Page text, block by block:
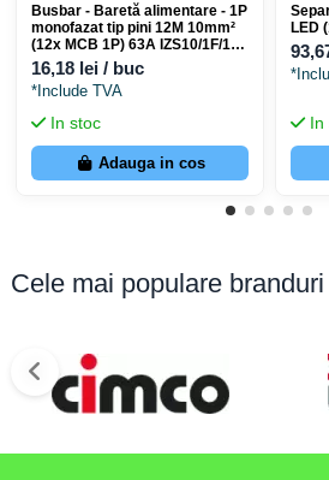
Busbar - Baretă alimentare - 1P
monofazat tip pini 12M 10mm²
(12x MCB 1P) 63A IZS10/1F/12 -
ETI 002921100
16,18 lei / buc
*Include TVA
In stoc
Adauga in cos
LED
In
Cele mai populare branduri